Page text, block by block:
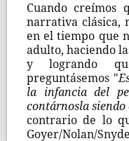
Cuando creímos
narrativa clásica,
en el tiempo que
adulto, haciendo
y logrando
preguntásemos "
la infancia del
contárnosla siendo
contrario de lo
Goyer/Nolan/